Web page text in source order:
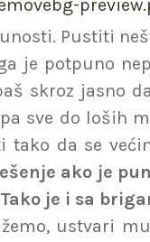
Pustiti
je potpuno
skroz jasno
sve do loših
da se
ako je
Tako je i sa
ustvari